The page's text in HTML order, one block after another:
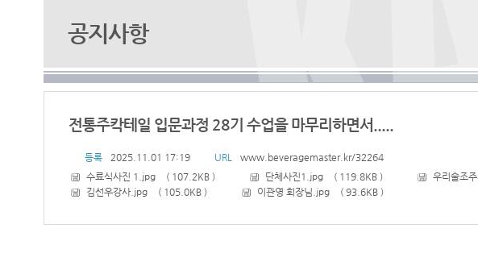
공지사항
전통주칵테일 입문과정 28기 수업을 마무리하면서.....
등록 2025.11.01 17:19 URL
www.beveragemaster.kr/32264
수료식사진 1.jpg
107.2KB 단체사진1.jpg 119.8KB 우리술조
김선우강사.jpg
105.0KB 이관영 회장님.jpg 93.6KB